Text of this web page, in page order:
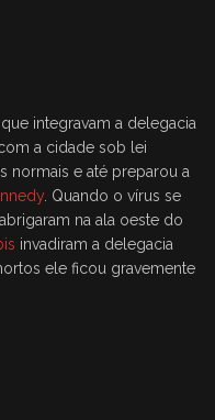
integravam a delegacia
a cidade sob lei
normais e até preparou a
. Quando o vírus se
na ala oeste do
invadiram a delegacia
ele ficou gravemente